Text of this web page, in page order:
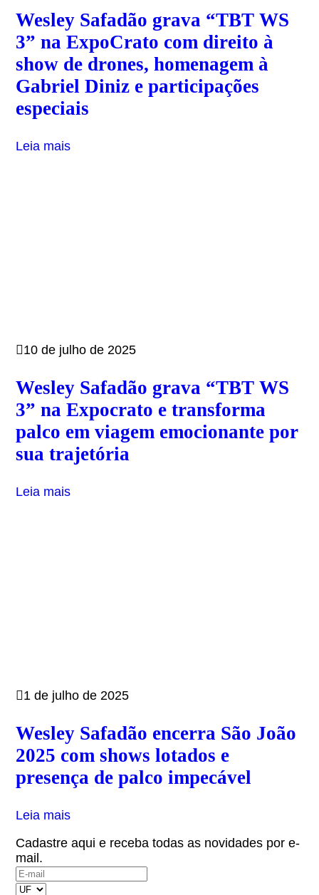
Wesley Safadão grava “TBT WS
3” na ExpoCrato com direito à
show de drones, homenagem à
Gabriel Diniz e participações
especiais
Leia mais
10 de julho de 2025
Wesley Safadão grava “TBT WS
3” na Expocrato e transforma
palco em viagem emocionante por
sua trajetória
Leia mais
1 de julho de 2025
Wesley Safadão encerra São João
2025 com shows lotados e
presença de palco impecável
Leia mais
Cadastre aqui e receba todas as novidades por e-
mail.